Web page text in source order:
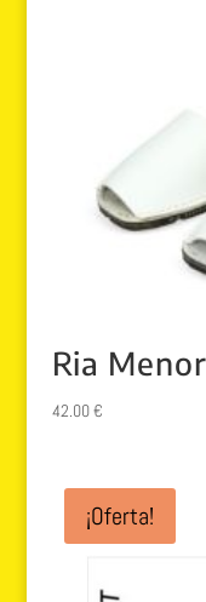
Ria
42.00€
¡Oferta!